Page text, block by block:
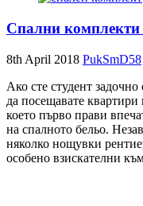
Спални комплекти
8th April 2018 PukSmD58
Ако сте студент
да посещавате
което първо прави
на спалното бельо.
няколко нощувки
особено взискателни